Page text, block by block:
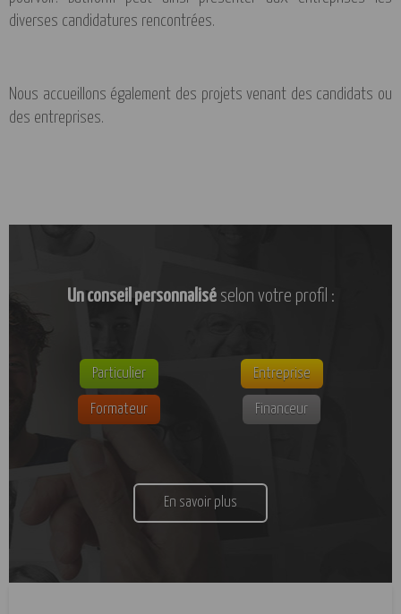
diverses candidatures rencontrées.
Nous accueillons également des projets venant des candidats ou
des entreprises.
Un conseil personnaliséselon votre profil :
Particulier Entreprise
Formateur Financeur
En savoir plus